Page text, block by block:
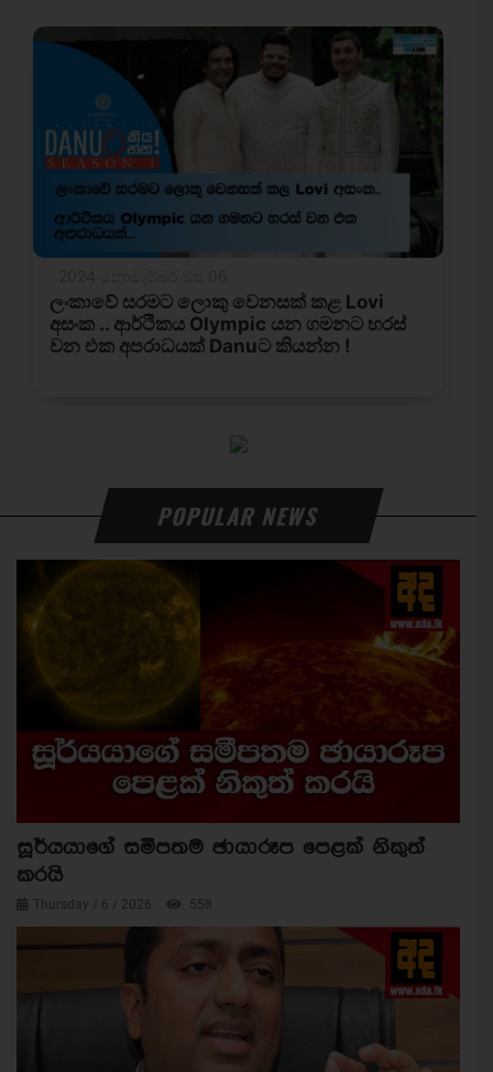
POPULAR NEWS
සූර්යයාගේ සමීපතම ඡායාරූප පෙළක් නිකුත්
කරයි
Thursday / 6 / 2026 558